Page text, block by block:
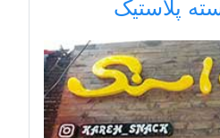
پلاستیک